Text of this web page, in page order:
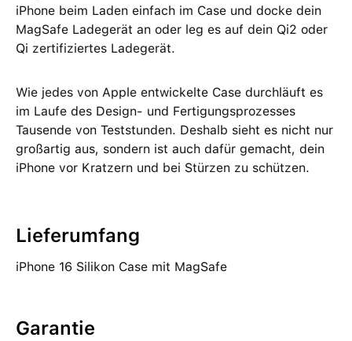
iPhone beim Laden einfach im Case und docke dein
MagSafe Ladegerät an oder leg es auf dein Qi2 oder
Qi zertifiziertes Ladegerät.
Wie jedes von Apple entwickelte Case durchläuft es
im Laufe des Design‑ und Fertigungs­prozesses
Tausende von Teststunden. Deshalb sieht es nicht nur
großartig aus, sondern ist auch dafür gemacht, dein
iPhone vor Kratzern und bei Stürzen zu schützen.
Lieferumfang
iPhone 16 Silikon Case mit MagSafe
Garantie